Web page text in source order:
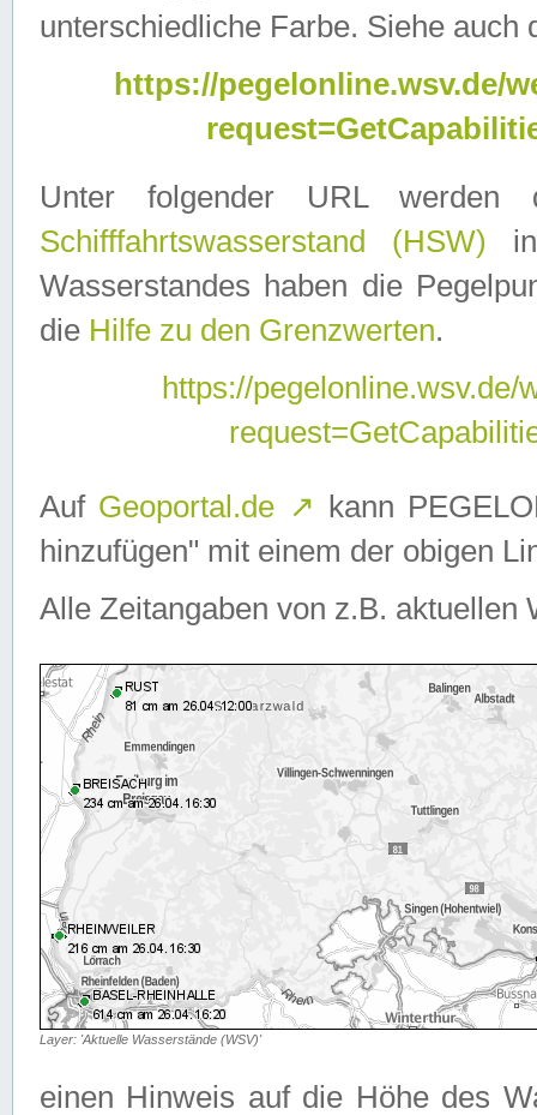
unterschiedliche Farbe. Siehe auch
https://pegelonline.wsv.de/
Unter folgender URL
Schifffahrtswasserstand (HSW)
Wasserstandes haben die
die Hilfe zu den Grenzwerten.
https://
Auf Geoportal.de ↗ kann
hinzufügen" mit einem der obigen
Alle Zeitangaben von z.B. aktuellen
Layer: 'Aktuelle Wasserstände (WSV)'
einen Hinweis auf die Höhe des